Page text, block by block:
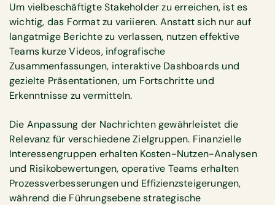
Um vielbeschäftigte Stakeholder zu erreichen, ist es
wichtig, das Format zu variieren. Anstatt sich nur auf
langatmige Berichte zu verlassen, nutzen effektive
Teams kurze Videos, infografische
Zusammenfassungen, interaktive Dashboards und
gezielte Präsentationen, um Fortschritte und
Erkenntnisse zu vermitteln.
Die Anpassung der Nachrichten gewährleistet die
Relevanz für verschiedene Zielgruppen. Finanzielle
Interessengruppen erhalten Kosten-Nutzen-Analysen
und Risikobewertungen, operative Teams erhalten
Prozessverbesserungen und Effizienzsteigerungen,
während die Führungsebene strategische